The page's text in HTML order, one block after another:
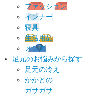
ファッション
インナー
寝具
生活用品
メンズ
足元のお悩みから探す
足元の冷え
かかとの
ガサガサ